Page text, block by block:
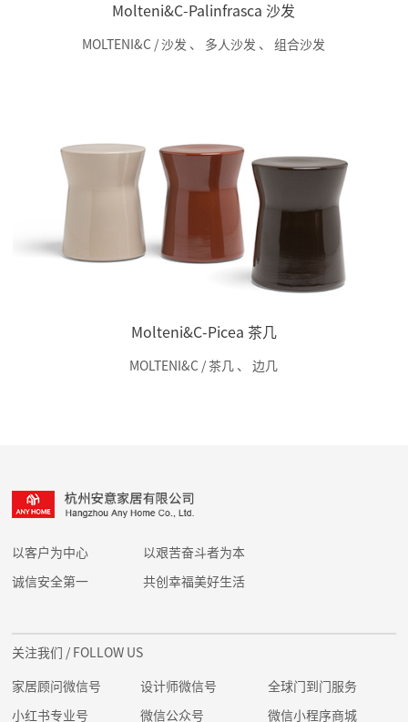
Molteni&C-Palinfrasca 沙发
MOLTENI&C / 沙发 、 多人沙发 、 组合沙发
Molteni&C-Picea 茶几
MOLTENI&C / 茶几 、 边几
以客户为中心 以艰苦奋斗者为本
诚信安全第一 共创幸福美好生活
关注我们 / FOLLOW US
家居顾问微信号 设计师微信号 全球门到门服务
小红书专业号 微信公众号 微信小程序商城